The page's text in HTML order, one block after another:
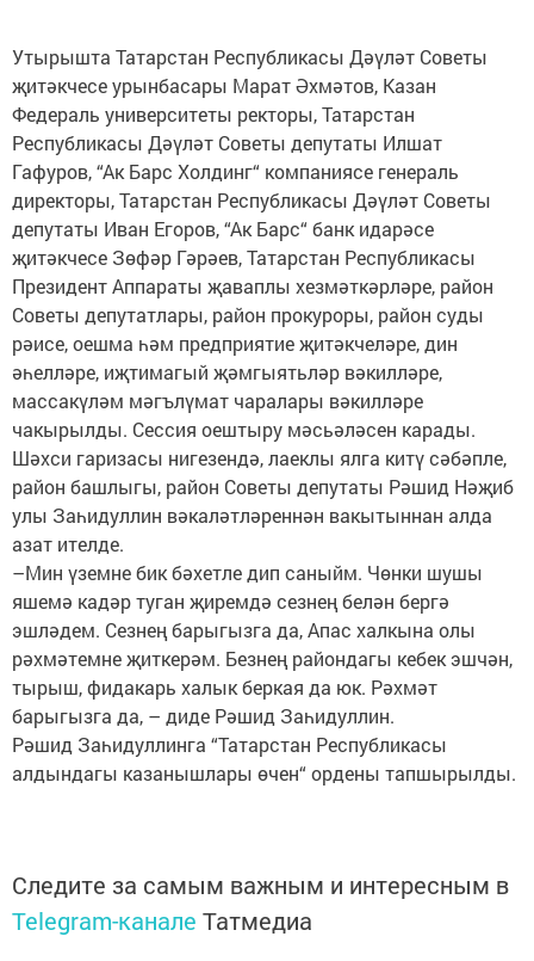
Утырышта Татарстан Республикасы Дәүләт Советы
җитәкчесе урынбасары Марат Әхмәтов, Казан
Федераль университеты ректоры, Татарстан
Республикасы Дәүләт Советы депутаты Илшат
Гафуров, “Ак Барс Холдинг“ компаниясе генераль
директоры, Татарстан Республикасы Дәүләт Советы
депутаты Иван Егоров, “Ак Барс“ банк идарәсе
җитәкчесе Зөфәр Гәрәев, Татарстан Республикасы
Президент Аппараты җаваплы хезмәткәрләре, район
Советы депутатлары, район прокуроры, район суды
рәисе, оешма һәм предприятие җитәкчеләре, дин
әһелләре, иҗтимагый җәмгыятьләр вәкилләре,
массакүләм мәгълүмат чаралары вәкилләре
чакырылды. Сессия оештыру мәсьәләсен карады.
Шәхси гаризасы нигезендә, лаеклы ялга китү сәбәпле,
район башлыгы, район Советы депутаты Рәшид Нәҗиб
улы Заһидуллин вәкаләтләреннән вакытыннан алда
азат ителде.
–Мин үземне бик бәхетле дип саныйм. Чөнки шушы
яшемә кадәр туган җиремдә сезнең белән бергә
эшләдем. Сезнең барыгызга да, Апас халкына олы
рәхмәтемне җиткерәм. Безнең райондагы кебек эшчән,
тырыш, фидакарь халык беркая да юк. Рәхмәт
барыгызга да, – диде Рәшид Заһидуллин.
Рәшид Заһидуллинга “Татарстан Республикасы
алдындагы казанышлары өчен“ ордены тапшырылды.
Следите за самым важным и интересным в
Telegram-канале Татмедиа